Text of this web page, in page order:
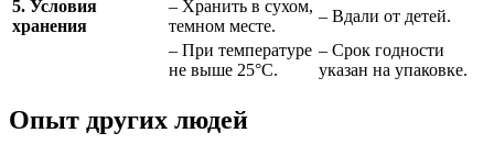
5. Условия
хранения
– Хранить в сухом,
темном месте.
– Вдали от детей.
– При температуре
не выше 25°C.
– Срок годности
указан на упаковке.
Опыт других людей